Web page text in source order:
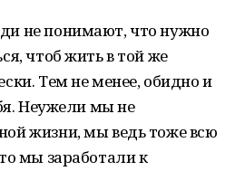
не понимают, что нужно
чтоб жить в той же
Тем не менее, обидно и
Неужели мы не
жизни, мы ведь тоже всю
мы заработали к